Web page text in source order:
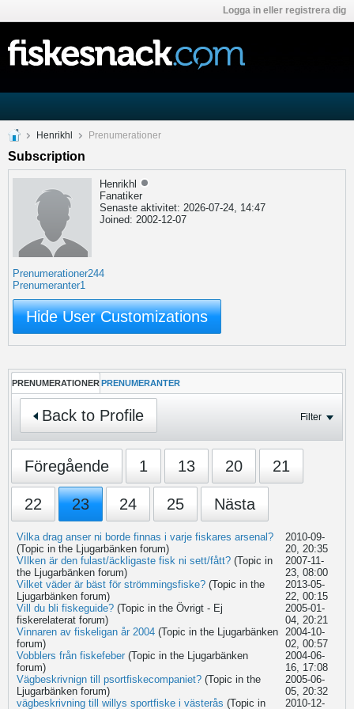
Logga in eller registrera dig
Henrikhl Prenumerationer
Subscription
Henrikhl
Fanatiker
Senaste aktivitet: 2026-07-24, 14:47
Joined: 2002-12-07
Prenumerationer244
Prenumeranter1
Hide User Customizations
PRENUMERATIONER PRENUMERANTER
Back to Profile Filter
Föregående 1 13 20 21
22 23 24 25 Nästa
Vilka drag anser ni borde finnas i varje fiskares arsenal?
(Topic in the Ljugarbänkenforum)
2010-09-
20, 20:35
VIlken är den fulast/äckligaste fisk ni sett/fått? (Topic in
the Ljugarbänkenforum)
2007-11-
23, 08:00
Vilket väder är bäst för strömmingsfiske? (Topic in the
Ljugarbänkenforum)
2013-05-
22, 00:15
Vill du bli fiskeguide? (Topic in the Övrigt - Ej
fiskerelateratforum)
2005-01-
04, 20:21
Vinnaren av fiskeligan år 2004 (Topic in the Ljugarbänken
forum)
2004-10-
02, 00:57
Vobblers från fiskefeber (Topic in the Ljugarbänken
forum)
2004-06-
16, 17:08
Vägbeskrivnign till psortfiskecompaniet? (Topic in the
Ljugarbänkenforum)
2005-06-
05, 20:32
vägbeskrivning till willys sportfiske i västerås (Topic in
2010-12-